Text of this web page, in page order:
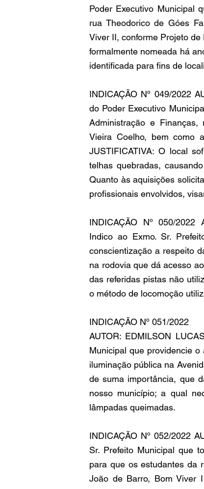
Poder Executivo Municipal
rua Theodorico de Góes
Viver II, conforme Projeto
formalmente nomeada há
identificada para fins de
INDICAÇÃO Nº 049/2022
do Poder Executivo
Administração e
Vieira Coelho, bem como
JUSTIFICATIVA: O local
telhas quebradas,
Quanto às aquisições
profissionais envolvidos,
INDICAÇÃO Nº 050/2022
Indico ao Exmo. Sr.
conscientização a respeito
na rodovia que dá acesso
das referidas pistas não
o método de locomoção
INDICAÇÃO Nº 051/2022
AUTOR: EDMILSON
Municipal que providencie
iluminação pública na
de suma importância, que
nosso município; a qual
lâmpadas queimadas.
INDICAÇÃO Nº 052/2022
Sr. Prefeito Municipal que
para que os estudantes da
João de Barro, Bom Viver